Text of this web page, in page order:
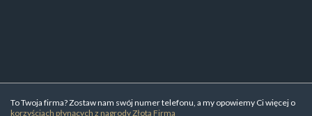
To Twoja firma? Zostaw nam swój numer telefonu, a my opowiemy Ci więcej o
korzyściach płynących z nagrody Złota Firma